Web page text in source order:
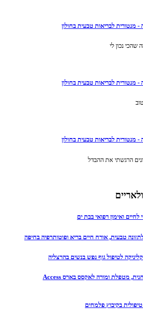
מנטורית לבריאות טבעית בחולון
נכון לי
מנטורית לבריאות טבעית בחולון
מנטורית לבריאות טבעית בחולון
הרגשתי את ההבדל
לחיים ואימון רפואי בבת ים
לתזונה טבעית, אורח חיים בריא ופוטותרפיה בחיפה
לטיפול גוף נפש בנשים בהרצליה
שרונה סופר -מאמנת רוחנית, מטפלת ומורה לאקסס בארס Access
טיפולית בקיבוץ פלמחים